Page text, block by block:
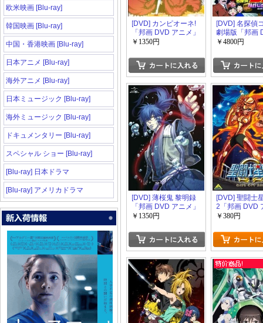
欧米映画 [Blu-ray]
韓国映画 [Blu-ray]
中国・香港映画 [Blu-ray]
日本アニメ [Blu-ray]
海外アニメ [Blu-ray]
日本ミュージック [Blu-ray]
海外ミュージック [Blu-ray]
ドキュメンタリー [Blu-ray]
スペシャル ショー [Blu-ray]
[Blu-ray] 日本ドラマ
[Blu-ray] アメリカドラマ
[DVD] カンピオーネ!
「邦画 DVD アニメ」
￥1350円
[DVD] 名探偵
劇場版「邦画
ニメ」
￥4800円
[DVD] 薄桜鬼 黎明録
「邦画 DVD アニメ」
￥1350円
[DVD] 聖闘士
2「邦画 DVD
メ」
￥380円